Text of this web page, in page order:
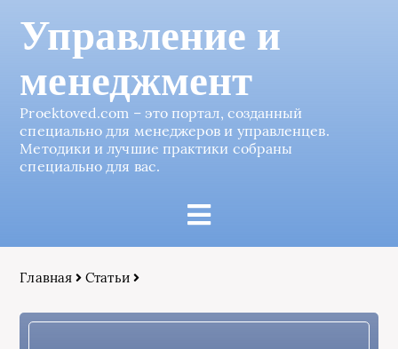
Управление и
менеджмент
Proektoved.com – это портал, созданный
специально для менеджеров и управленцев.
Методики и лучшие практики собраны
специально для вас.
Главная Статьи